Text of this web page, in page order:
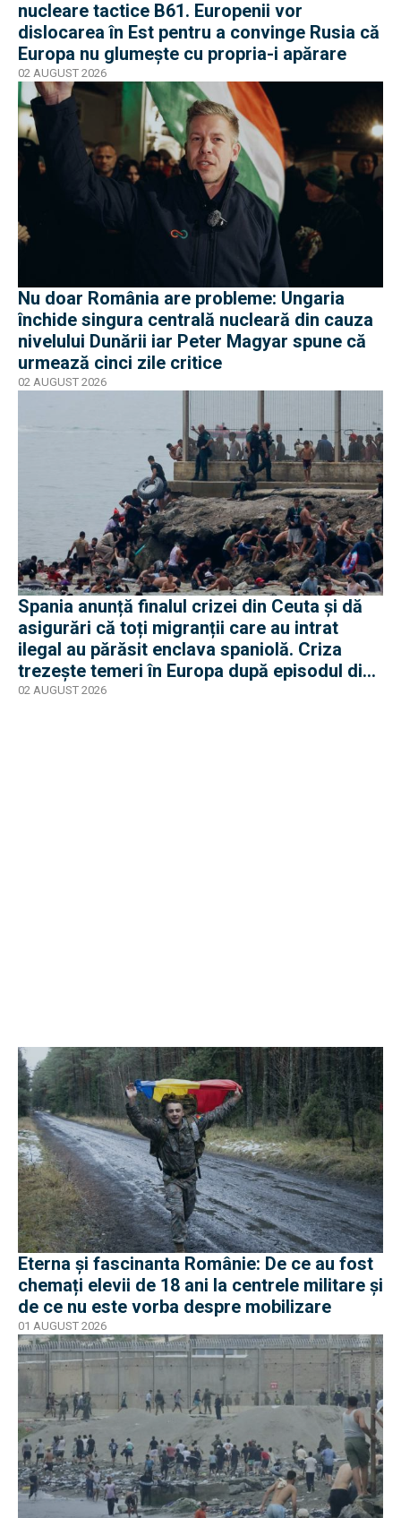
nucleare tactice B61. Europenii vor
dislocarea în Est pentru a convinge Rusia că
Europa nu glumește cu propria-i apărare
02 AUGUST 2026
Nu doar România are probleme: Ungaria
închide singura centrală nucleară din cauza
nivelului Dunării iar Peter Magyar spune că
urmează cinci zile critice
02 AUGUST 2026
Spania anunță finalul crizei din Ceuta și dă
asigurări că toți migranții care au intrat
ilegal au părăsit enclava spaniolă. Criza
trezește temeri în Europa după episodul din
2015
02 AUGUST 2026
Eterna și fascinanta Românie: De ce au fost
chemați elevii de 18 ani la centrele militare și
de ce nu este vorba despre mobilizare
01 AUGUST 2026